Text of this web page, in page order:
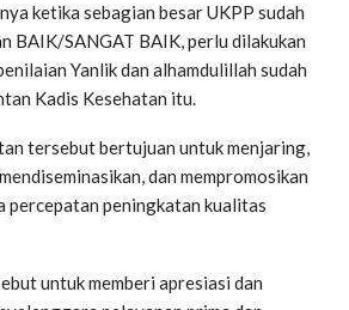
ketika sebagian besar UKPP sudah
BAIK/SANGAT BAIK, perlu dilakukan
Yanlik dan alhamdulillah sudah
Kadis Kesehatan itu.
tersebut bertujuan untuk menjaring,
dan mempromosikan
percepatan peningkatan kualitas
untuk memberi apresiasi dan